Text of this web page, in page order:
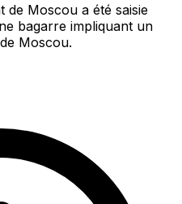
de Moscou a été saisie
bagarre impliquant un
Moscou.